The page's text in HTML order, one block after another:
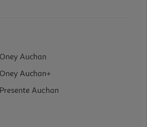
Auchan
Auchan+
Auchan